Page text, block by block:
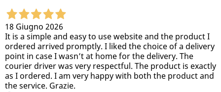
18 Giugno 2026
It is a simple and easy to use website and the product I
ordered arrived promptly. I liked the choice of a delivery
point in case I wasn’t at home for the delivery. The
courier driver was very respectful. The product is exactly
as I ordered. I am very happy with both the product and
the service. Grazie.